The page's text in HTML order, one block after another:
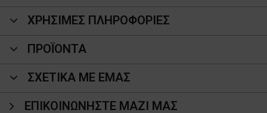
ΧΡΗΣΙΜΕΣ ΠΛΗΡΟΦΟΡΙΕΣ
ΠΡΟΪΌΝΤΑ
ΣΧΕΤΙΚΑ ΜΕ ΕΜΑΣ
ΕΠΙΚΟΙΝΩΝΉΣΤΕ ΜΑΖΊ ΜΑΣ